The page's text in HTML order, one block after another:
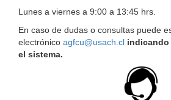
Lunes a viernes a 9:00 a 13:45 hrs.
En caso de dudas o consultas puede
electrónico agfcu@usach.cl indicando
el sistema.